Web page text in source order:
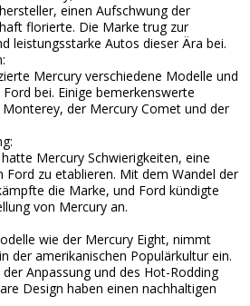
einen Aufschwung der
florierte. Die Marke trug zur
leistungsstarke Autos dieser Ära bei.
Mercury verschiedene Modelle und
bei. Einige bemerkenswerte
der Mercury Comet und der
Mercury Schwierigkeiten, eine
zu etablieren. Mit dem Wandel der
die Marke, und Ford kündigte
von Mercury an.
wie der Mercury Eight, nimmt
der amerikanischen Populärkultur ein.
Anpassung und des Hot-Rodding
Design haben einen nachhaltigen